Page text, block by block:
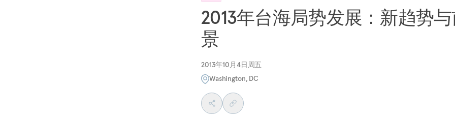
2013年台海局势发展：新趋势
景
2013年10月4日周五
Washington, DC